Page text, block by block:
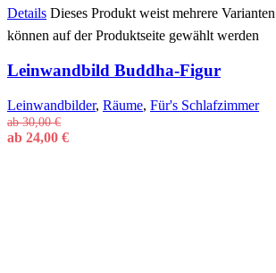
Details Dieses Produkt weist mehrere
können auf der Produktseite gewählt werden
Leinwandbild Buddha-Figur
Leinwandbilder, Räume, Für's Schlafzimmer
ab30,00€
ab 24,00 €